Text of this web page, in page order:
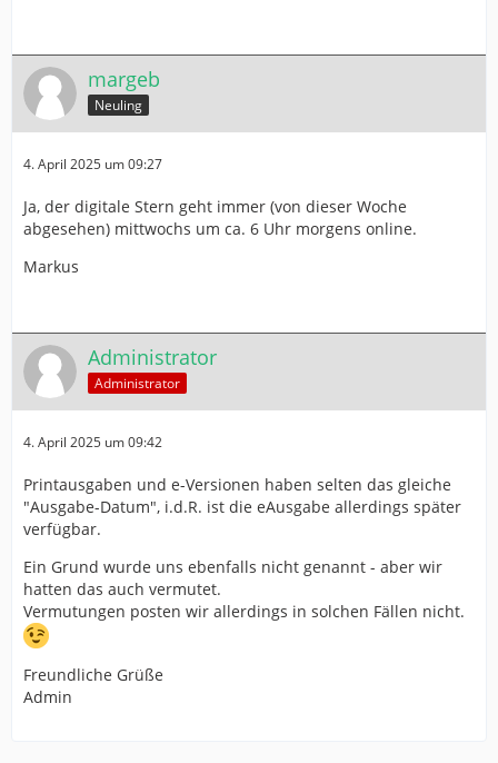
margeb
Neuling
4. April 2025 um 09:27
Ja, der digitale Stern geht immer (von dieser Woche
abgesehen) mittwochs um ca. 6 Uhr morgens online.
Markus
Administrator
Administrator
4. April 2025 um 09:42
Printausgaben und e-Versionen haben selten das gleiche
"Ausgabe-Datum", i.d.R. ist die eAusgabe allerdings später
verfügbar.
Ein Grund wurde uns ebenfalls nicht genannt - aber wir
hatten das auch vermutet.
Vermutungen posten wir allerdings in solchen Fällen nicht.
Freundliche Grüße
Admin